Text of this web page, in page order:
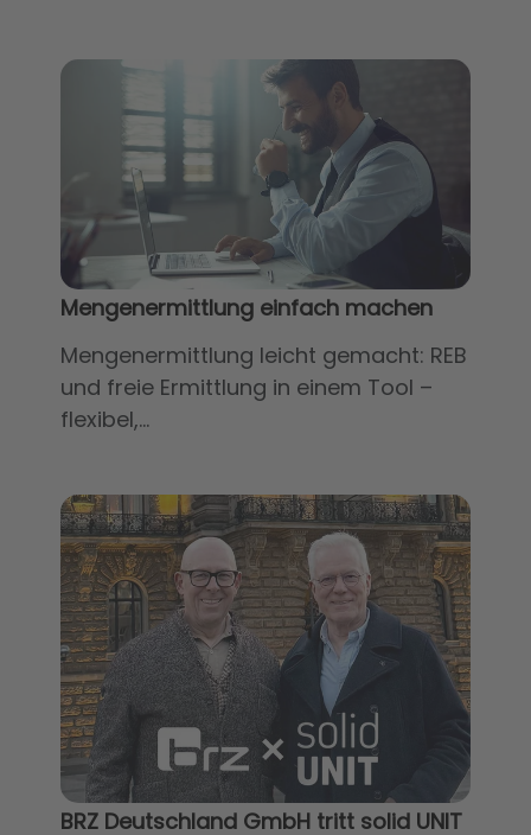
Mengenermittlung einfach machen
Mengenermittlung leicht gemacht: REB
und freie Ermittlung in einem Tool –
flexibel,...
BRZ Deutschland GmbH tritt solid UNIT